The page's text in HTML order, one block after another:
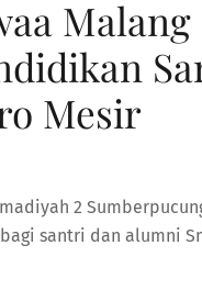
Malang
Mesir
2
santri dan alumni